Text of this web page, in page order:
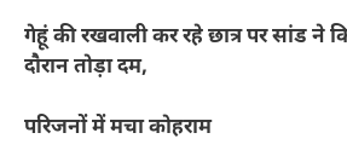
गेहूं की रखवाली कर रहे छात्र पर सांड ने
दौरान तोड़ा दम,
परिजनों में मचा कोहराम